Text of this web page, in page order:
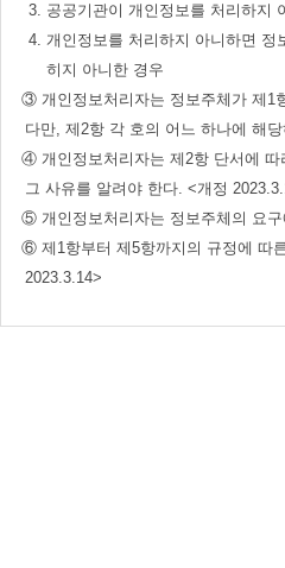
3. 공공기관이 개인정보를 처리하지
4. 개인정보를 처리하지 아니하면
히지 아니한 경우
③ 개인정보처리자는 정보주체가 제1
다만, 제2항 각 호의 어느 하나에 해
④ 개인정보처리자는 제2항 단서에 따
그 사유를 알려야 한다. <개정
⑤ 개인정보처리자는 정보주체의 요구
⑥ 제1항부터 제5항까지의 규정에 따
2023.3.14>